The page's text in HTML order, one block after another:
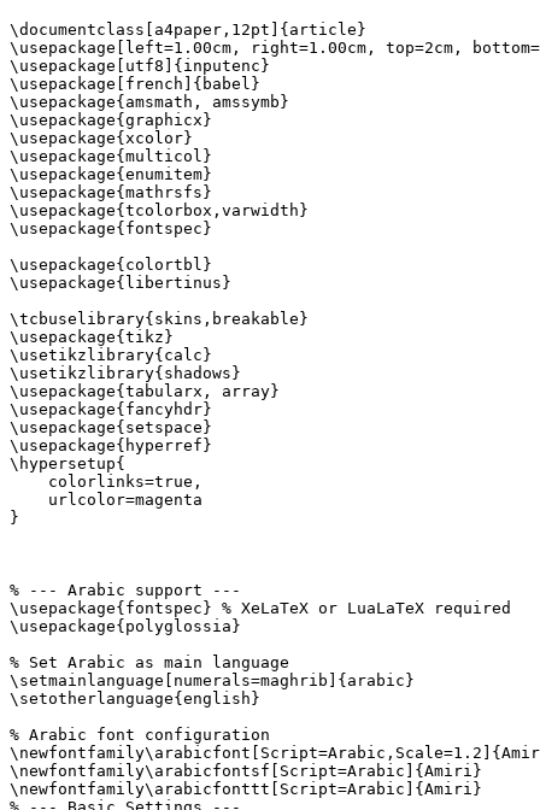
\documentclass[a4paper,12pt]{article}
\usepackage[left=1.00cm, right=1.00cm, top=2cm,
\usepackage[utf8]{inputenc}
\usepackage[french]{babel}
\usepackage{amsmath, amssymb}
\usepackage{graphicx}
\usepackage{xcolor}
\usepackage{multicol}
\usepackage{enumitem}
\usepackage{mathrsfs}
\usepackage{tcolorbox,varwidth}
\usepackage{fontspec}
\usepackage{colortbl}
\usepackage{libertinus}
\tcbuselibrary{skins,breakable}
\usepackage{tikz}
\usetikzlibrary{calc}
\usetikzlibrary{shadows}
\usepackage{tabularx, array}
\usepackage{fancyhdr}
\usepackage{setspace}
\usepackage{hyperref}
\hypersetup{
    colorlinks=true,
    urlcolor=magenta
}
% --- Arabic support ---
\usepackage{fontspec} % XeLaTeX or LuaLaTeX required
\usepackage{polyglossia}
% Set Arabic as main language
\setmainlanguage[numerals=maghrib]{arabic}
\setotherlanguage{english}
% Arabic font configuration
\newfontfamily\arabicfontsf[Script=Arabic]{Amiri}
\newfontfamily\arabicfonttt[Script=Arabic]{Amiri}